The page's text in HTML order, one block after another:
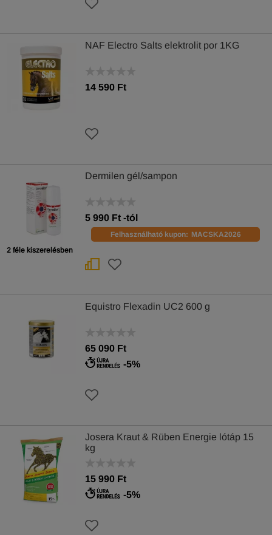
NAF Electro Salts elektrolit por 1KG
14 590 Ft
2 féle kiszerelésben
Dermilen gél/sampon
5 990 Ft -tól
Felhasználható kupon: MACSKA2026
Equistro Flexadin UC2 600 g
65 090 Ft
-5%
Josera Kraut & Rüben Energie lótáp 15
kg
15 990 Ft
-5%